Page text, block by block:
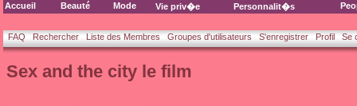
Accueil Beauté Mode Vie priv�e Personnalit�s
FAQ Rechercher Liste des Membres Groupes d'utilisateurs S'enregistrer Profil Se
Sex and the city le film